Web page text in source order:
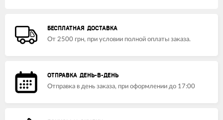
БЕСПЛАТНАЯ ДОСТАВКА
От 2500 грн, при условии полной оплаты заказа.
ОТПРАВКА ДЕНЬ-В-ДЕНЬ
Отправка в день заказа, при оформлении до 17:00